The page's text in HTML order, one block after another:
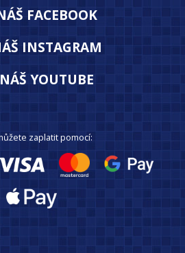
FACEBOOK
INSTAGRAM
NÁŠ YOUTUBE
zaplatit pomocí: